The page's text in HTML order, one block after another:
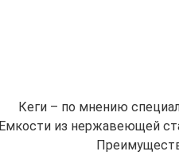
Кеги – по мнению
Емкости из нержавеющей